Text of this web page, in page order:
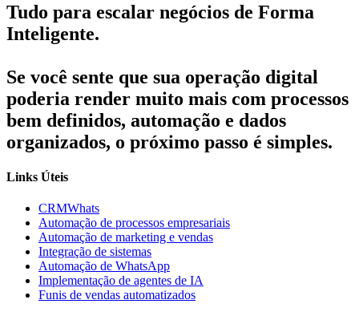
Tudo para escalar negócios de Forma
Inteligente.
Se você sente que sua operação digital
poderia render muito mais com processos
bem definidos, automação e dados
organizados, o próximo passo é simples.
Links Úteis
CRMWhats
Automação de processos empresariais
Automação de marketing e vendas
Integração de sistemas
Automação de WhatsApp
Implementação de agentes de IA
Funis de vendas automatizados